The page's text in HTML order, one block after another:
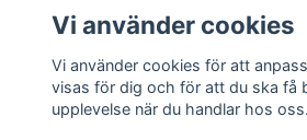
© 2026
Vi använder cookies
Vi använder cookies för att
visas för dig och för att du ska få
upplevelse när du handlar hos oss.